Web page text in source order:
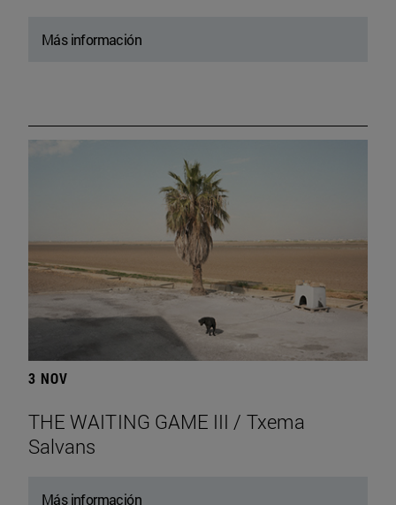
Más información
3 NOV
THE WAITING GAME III / Txema
Salvans
Más información